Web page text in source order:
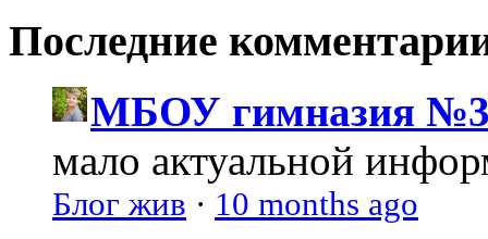
Последние
МБОУ гимназия №3
мало актуальной
Блог жив · 10 months ago